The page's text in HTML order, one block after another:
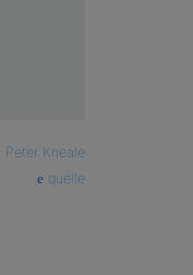
Peter Kneale
quelle